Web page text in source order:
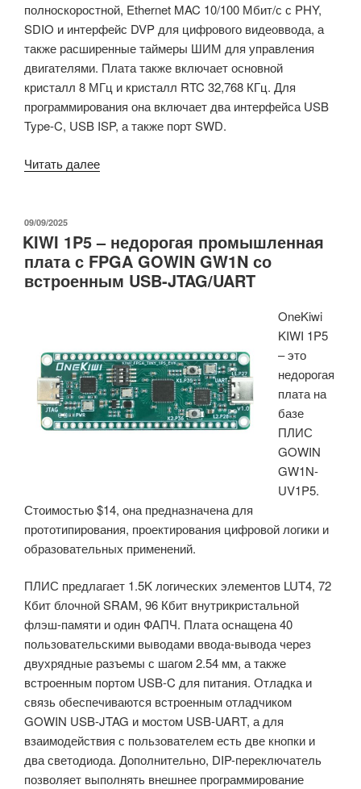
полноскоростной, Ethernet MAC 10/100 Мбит/с с PHY,
SDIO и интерфейс DVP для цифрового видеоввода, а
также расширенные таймеры ШИМ для управления
двигателями. Плата также включает основной
кристалл 8 МГц и кристалл RTC 32,768 КГц. Для
программирования она включает два интерфейса USB
Type-C, USB ISP, а также порт SWD.
Читать далее«Плата
$7
предлагает
Ethernet
два
USB
2.0
Type-
C,
ОПУБЛИКОВАНО
09/09/2025
KIWI 1P5 – недорогая промышленная
плата с FPGA GOWIN GW1N со
встроенным USB-JTAG/UART
OneKiwi
KIWI 1P5
– это
недорогая
плата на
базе
ПЛИС
GOWIN
GW1N-
UV1P5.
Стоимостью $14, она предназначена для
прототипирования, проектирования цифровой логики и
образовательных применений.
ПЛИС предлагает 1.5K логических элементов LUT4, 72
Кбит блочной SRAM, 96 Кбит внутрикристальной
флэш-памяти и один ФАПЧ. Плата оснащена 40
пользовательскими выводами ввода-вывода через
двухрядные разъемы с шагом 2.54 мм, а также
встроенным портом USB-C для питания. Отладка и
связь обеспечиваются встроенным отладчиком
GOWIN USB-JTAG и мостом USB-UART, а для
взаимодействия с пользователем есть две кнопки и
два светодиода. Дополнительно, DIP-переключатель
позволяет выполнять внешнее программирование